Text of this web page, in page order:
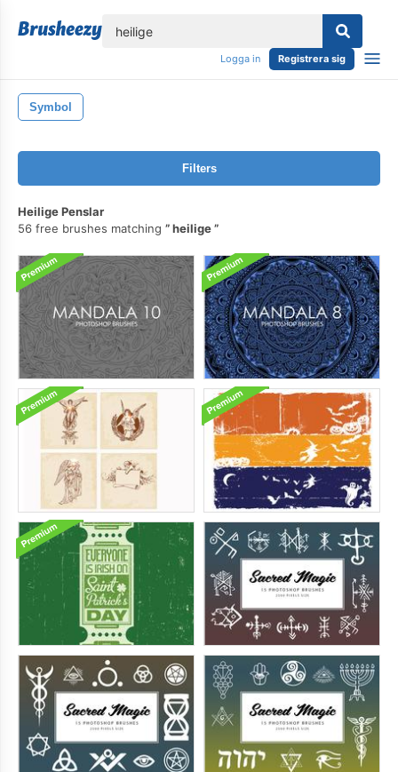
Logga in Registrera sig
Symbol
Filters
Heilige Penslar
56 free brushes matching
heilige